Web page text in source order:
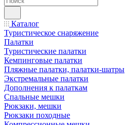
Каталог
Туристическое снаряжение
Палатки
Туристические палатки
Кемпинговые палатки
Пляжные палатки, палатки-шатры
Экстремальные палатки
Дополнения к палаткам
Спальные мешки
Рюкзаки, мешки
Рюкзаки походные